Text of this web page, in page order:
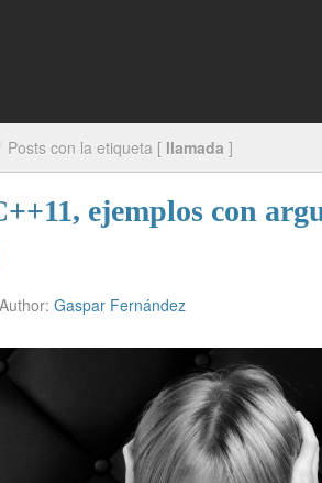
Posts con la etiqueta [ llamada ]
ejemplos con
Author: Gaspar Fernández